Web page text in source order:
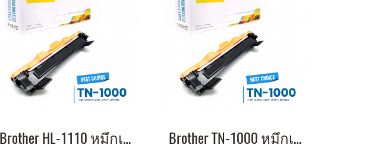
Brother HL-1110 หมึกเครื่องปริ้น พิมพ์คมชัด รับประกัน 1 ปี! Brother TN-1000 หมึกเครื่องปริ้น พิมพ์คมชัด รับประกัน 1 ปี!